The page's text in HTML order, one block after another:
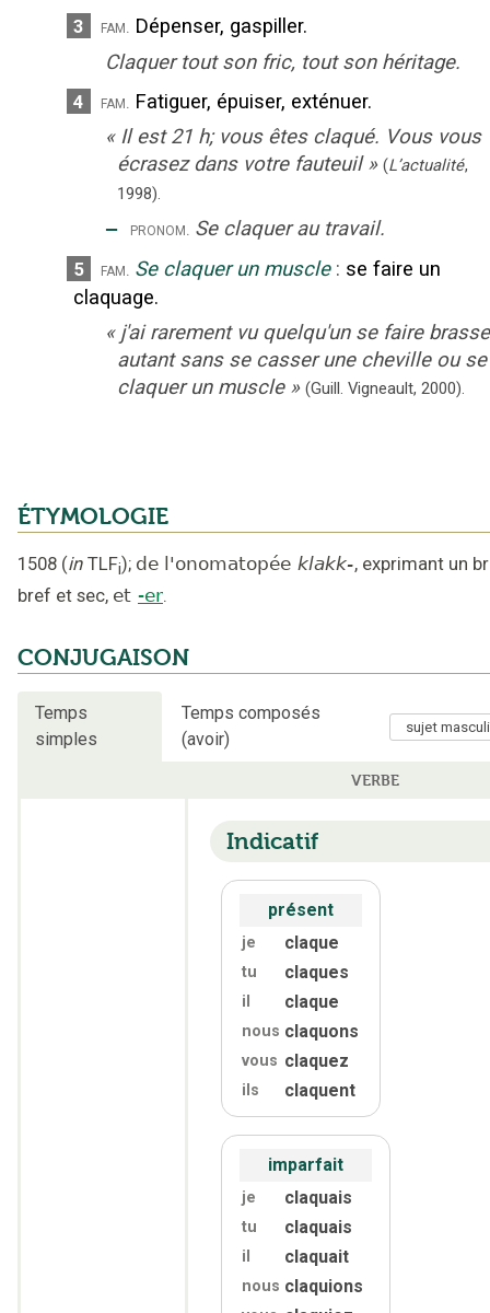
3 fam. Dépenser, gaspiller.
Claquer tout son fric, tout son héritage.
4 fam. Fatiguer, épuiser, exténuer.
« Il est 21 h; vous êtes claqué. Vous vous
écrasez dans votre fauteuil » (L’actualité,
1998).
‒ pronom. Se claquer au travail.
5 fam. Se claquer un muscle : se faire un
claquage.
« j'ai rarement vu quelqu'un se faire
autant sans se casser une cheville ou se
claquer un muscle » (Guill. Vigneault, 2000).
ÉTYMOLOGIE
1508 (in TLFi); de l'onomatopée klakk-, exprimant un
bref et sec, et -er.
CONJUGAISON
Temps
simples
Temps composés
(avoir)
VERBE
Indicatif
présent
je claque
tu claques
il claque
nous claquons
vous claquez
ils claquent
imparfait
je claquais
tu claquais
il claquait
nous claquions